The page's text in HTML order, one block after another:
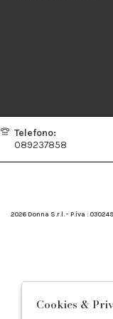
Telefono:
089237858
2026 Donna S.r.l. - P.iva :
Cookies &